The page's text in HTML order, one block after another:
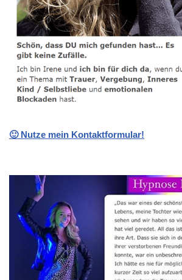
🙂 Nutze mein Kontaktformular!